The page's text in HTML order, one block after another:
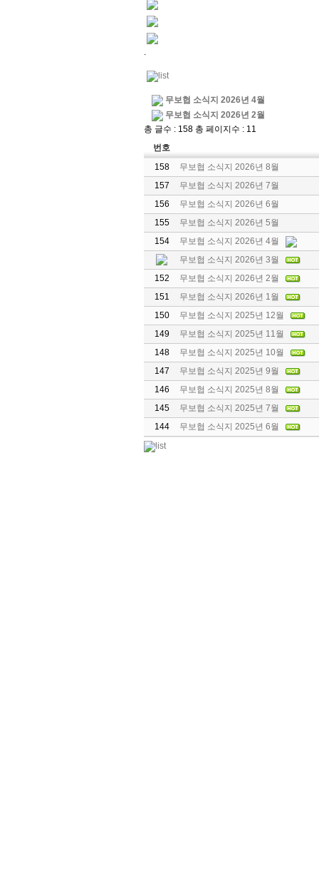
.
무보협 소식지 2026년 4월
무보협 소식지 2026년 2월
총 글수 : 158 총 페이지수 : 11
번호
158
무보협 소식지 2026년 8월
157
무보협 소식지 2026년 7월
156
무보협 소식지 2026년 6월
155
무보협 소식지 2026년 5월
154
무보협 소식지 2026년 4월
무보협 소식지 2026년 3월
152
무보협 소식지 2026년 2월
151
무보협 소식지 2026년 1월
150
무보협 소식지 2025년 12월
149
무보협 소식지 2025년 11월
148
무보협 소식지 2025년 10월
147
무보협 소식지 2025년 9월
146
무보협 소식지 2025년 8월
145
무보협 소식지 2025년 7월
144
무보협 소식지 2025년 6월